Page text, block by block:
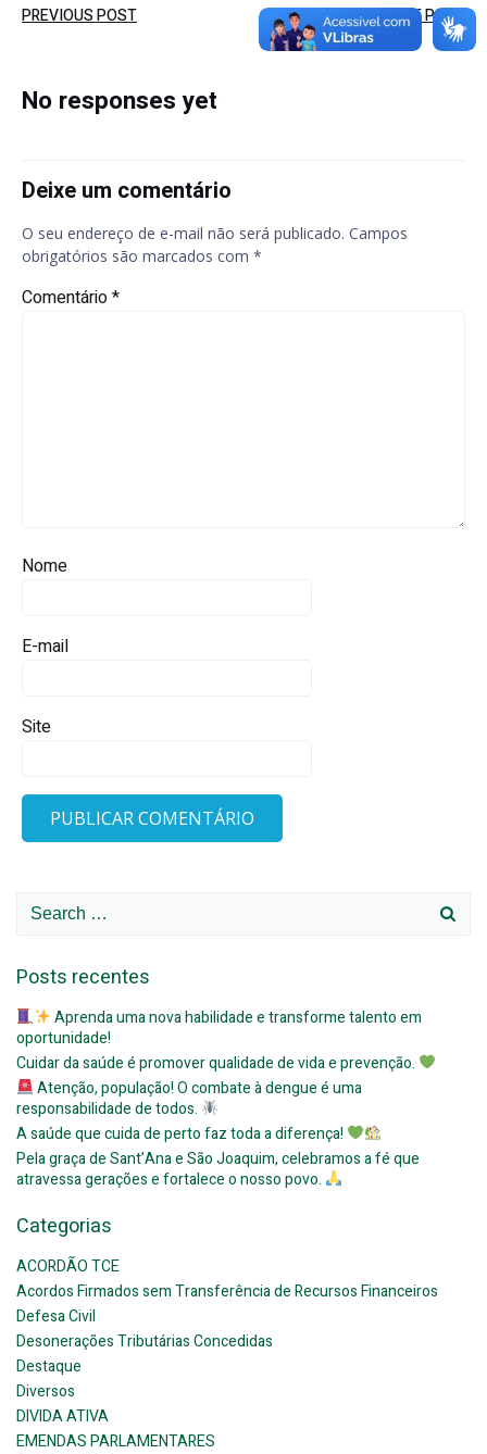
Post
navigation
PREVIOUS POST Post NEXT POST
No responses yet
Deixe um comentário
O seu endereço de e-mail não será publicado. Campos
obrigatórios são marcados com *
Comentário*
Nome
E-mail
Site
Search
Posts recentes
Aprenda uma nova habilidade e transforme talento em
oportunidade!
Cuidar da saúde é promover qualidade de vida e prevenção.
Atenção, população! O combate à dengue é uma
responsabilidade de todos.
A saúde que cuida de perto faz toda a diferença!
Pela graça de Sant’Ana e São Joaquim, celebramos a fé que
atravessa gerações e fortalece o nosso povo.
Categorias
ACORDÃO TCE
Acordos Firmados sem Transferência de Recursos Financeiros
Defesa Civil
Desonerações Tributárias Concedidas
Destaque
Diversos
DIVIDA ATIVA
EMENDAS PARLAMENTARES